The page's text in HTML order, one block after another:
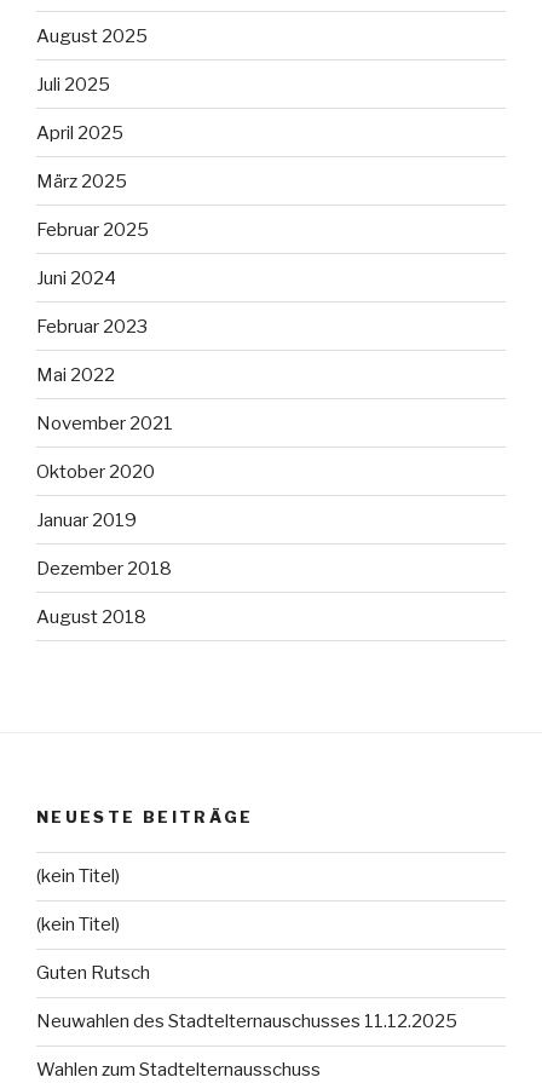
August 2025
Juli 2025
April 2025
März 2025
Februar 2025
Juni 2024
Februar 2023
Mai 2022
November 2021
Oktober 2020
Januar 2019
Dezember 2018
August 2018
NEUESTE BEITRÄGE
(kein Titel)
(kein Titel)
Guten Rutsch
Neuwahlen des Stadtelternauschusses 11.12.2025
Wahlen zum Stadtelternausschuss